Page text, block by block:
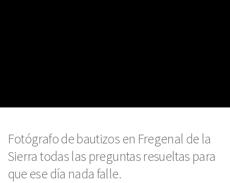
Fotógrafo de bautizos en Fregenal de la
Sierra todas las preguntas resueltas para
que ese día nada falle.